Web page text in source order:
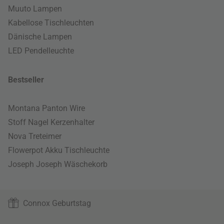
Muuto Lampen
Kabellose Tischleuchten
Dänische Lampen
LED Pendelleuchte
Bestseller
Montana Panton Wire
Stoff Nagel Kerzenhalter
Nova Treteimer
Flowerpot Akku Tischleuchte
Joseph Joseph Wäschekorb
Connox Geburtstag